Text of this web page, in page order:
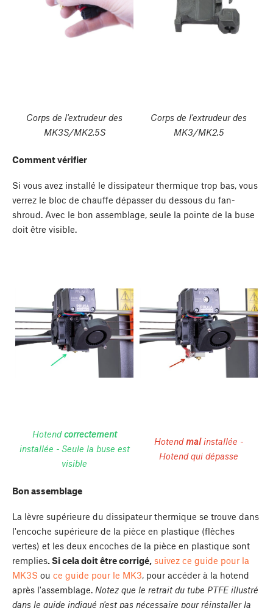
Corps de l'extrudeur des
MK3S/MK2.5S
Corps de l'extrudeur des
MK3/MK2.5
Comment vérifier
Si vous avez installé le dissipateur thermique trop bas, vous
verrez le bloc de chauffe dépasser du dessous du fan-
shroud. Avec le bon assemblage, seule la pointe de la buse
doit être visible.
Hotendcorrectement
installée - Seule la buse est
visible
Hotendmalinstallée -
Hotend qui dépasse
Bon assemblage
La lèvre supérieure du dissipateur thermique se trouve dans
l'encoche supérieure de la pièce en plastique (flèches
vertes) et les deux encoches de la pièce en plastique sont
remplies. Si cela doit être corrigé, suivez ce guide pour la
MK3S ou ce guide pour le MK3, pour accéder à la hotend
après l'assemblage. Notez que le retrait du tube PTFE illustré
dans le guide indiqué n'est pas nécessaire pour réinstaller la